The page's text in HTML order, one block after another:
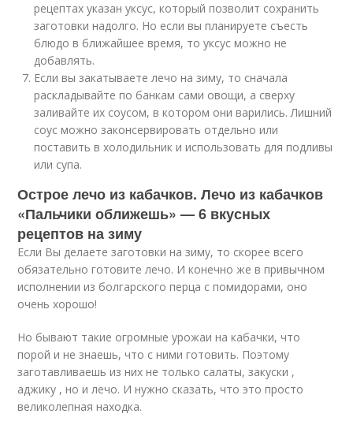
рецептах указан уксус, который позволит сохранить
заготовки надолго. Но если вы планируете съесть
блюдо в ближайшее время, то уксус можно не
добавлять.
Если вы закатываете лечо на зиму, то сначала
раскладывайте по банкам сами овощи, а сверху
заливайте их соусом, в котором они варились. Лишний
соус можно законсервировать отдельно или
поставить в холодильник и использовать для подливы
или супа.
Острое лечо из кабачков. Лечо из кабачков
«Пальчики оближешь» — 6 вкусных
рецептов на зиму
Если Вы делаете заготовки на зиму, то скорее всего
обязательно готовите лечо. И конечно же в привычном
исполнении из болгарского перца с помидорами, оно
очень хорошо!
Но бывают такие огромные урожаи на кабачки, что
порой и не знаешь, что с ними готовить. Поэтому
заготавливаешь из них не только салаты, закуски ,
аджику , но и лечо. И нужно сказать, что это просто
великолепная находка.